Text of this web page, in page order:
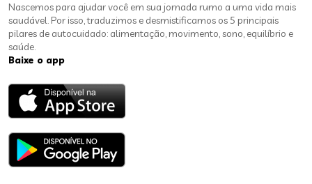
Nascemos para ajudar você em sua jornada rumo a uma vida mais
saudável. Por isso, traduzimos e desmistificamos os 5 principais
pilares de autocuidado: alimentação, movimento, sono, equilíbrio e
saúde.
Baixe o app